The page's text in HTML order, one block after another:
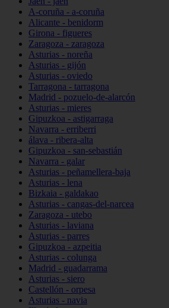
A-coruña - a-coruña
Alicante - benidorm
Girona - figueres
Zaragoza - zaragoza
Asturias - noreña
Asturias - gijón
Asturias - oviedo
Tarragona - tarragona
Madrid - pozuelo-de-alarcón
Asturias - mieres
Gipuzkoa - astigarraga
Navarra - erriberri
álava - ribera-alta
Gipuzkoa - san-sebastián
Navarra - galar
Asturias - peñamellera-baja
Asturias - lena
Bizkaia - galdakao
Asturias - cangas-del-narcea
Zaragoza - utebo
Asturias - laviana
Asturias - parres
Gipuzkoa - azpeitia
Asturias - colunga
Madrid - guadarrama
Asturias - siero
Castellón - orpesa
Asturias - navia